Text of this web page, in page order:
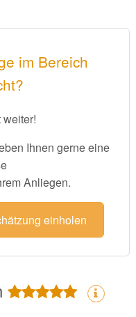
im Bereich
Ihnen gerne eine
Anliegen.
einholen